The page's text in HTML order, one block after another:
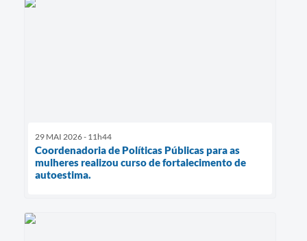
29 MAI 2026 - 11h44
Coordenadoria de Políticas Públicas para as
mulheres realizou curso de fortalecimento de
autoestima.